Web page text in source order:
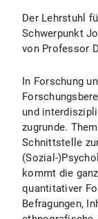
Der Lehrstuhl
Schwerpunkt
von Professor
In Forschung
und
zugrunde.
Schnittstelle
(Sozial-
kommt die
quantitativer
Befragungen,